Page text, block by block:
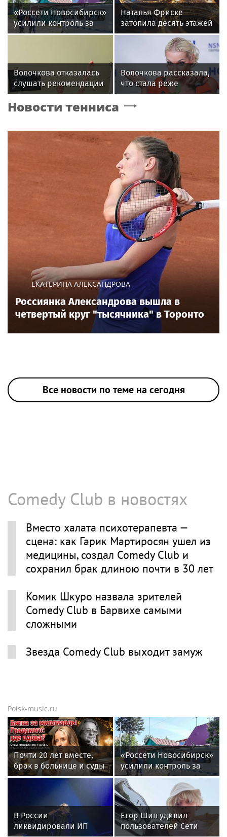
«Россети Новосибирск»
усилили контроль за
незаконными
раза
Наталья Фриске
затопила десять этажей
в Москве, соседи
подали в суд
Волочкова отказалась
слушать рекомендации
врачей после новой
травмы: "Слушаю
Волочкова рассказала,
что стала реже
показывать шпагаты
из-за операции на ноге
Новости тенниса
ЕКАТЕРИНА АЛЕКСАНДРОВА
Россиянка Александрова вышла в
четвертый круг "тысячника" в Торонто
Все новости по теме на сегодня
Comedy Club в новостях
Вместо халата психотерапевта —
сцена: как Гарик Мартиросян ушел из
медицины, создал Comedy Club и
сохранил брак длиною почти в 30 лет
Комик Шкуро назвала зрителей
Comedy Club в Барвихе самыми
сложными
Звезда Comedy Club выходит замуж
Poisk-music.ru
Почти 20 лет вместе,
брак в больнице и суды
за миллиард: как
сейчас живет вдова
Александра Градского
«Россети Новосибирск»
усилили контроль за
незаконными
подвесами ВОЛС: охват
проверок вырос в 1,5
раза
В России
ликвидировали ИП
Егор Шип удивил
пользователей Сети